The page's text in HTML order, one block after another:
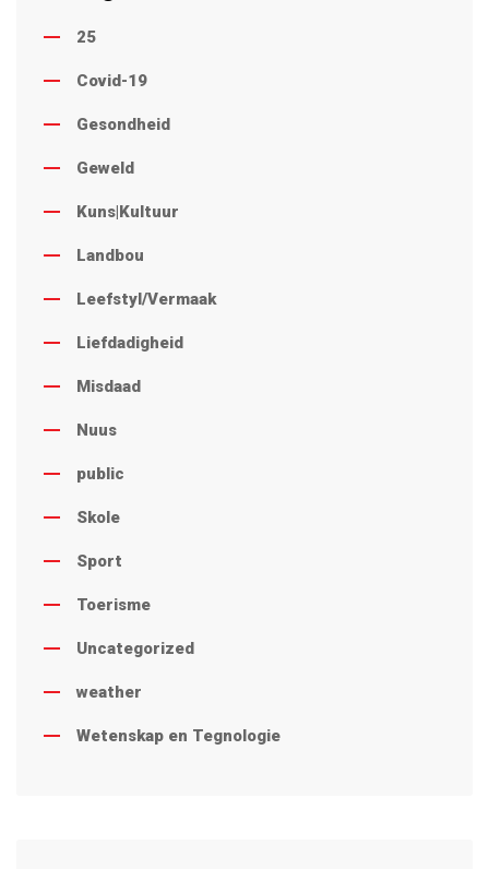
25
Covid-19
Gesondheid
Geweld
Kuns|Kultuur
Landbou
Leefstyl/Vermaak
Liefdadigheid
Misdaad
Nuus
public
Skole
Sport
Toerisme
Uncategorized
weather
Wetenskap en Tegnologie